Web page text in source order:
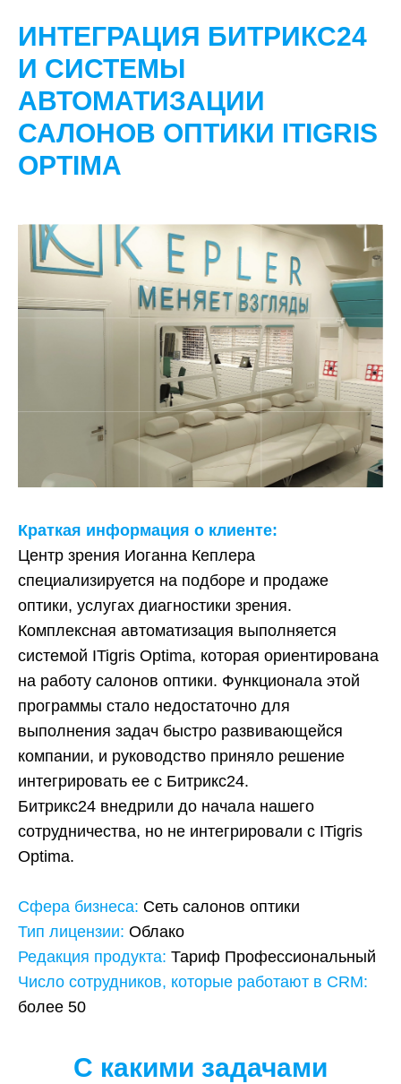
ИНТЕГРАЦИЯ БИТРИКС24
И СИСТЕМЫ
АВТОМАТИЗАЦИИ
САЛОНОВ ОПТИКИ ITIGRIS
OPTIMA
Краткая информация о клиенте:
Центр зрения Иоганна Кеплера
специализируется на подборе и продаже
оптики, услугах диагностики зрения.
Комплексная автоматизация выполняется
системой ITigris Optimа, которая ориентирована
на работу салонов оптики. Функционала этой
программы стало недостаточно для
выполнения задач быстро развивающейся
компании, и руководство приняло решение
интегрировать ее с Битрикс24.
Битрикс24 внедрили до начала нашего
сотрудничества, но не интегрировали с ITigris
Optimа.
Сфера бизнеса: Сеть салонов оптики
Тип лицензии: Облако
Редакция продукта: Тариф Профессиональный
Число сотрудников, которые работают в CRM:
более 50
С какими задачами